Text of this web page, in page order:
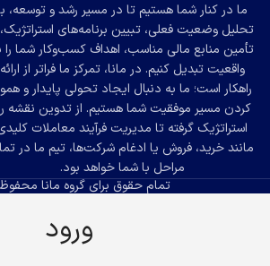
ما در کنار شما هستیم تا در مسیر رشد و توسعه،
تحلیل وضعیت فعلی، تبیین برنامه‌های
تأمین منابع مالی مناسب، اهداف کسب‌وکار شما را
واقعیت تبدیل کنیم. در مانا، تمرکز ما فراتر از ارائه
راهکار است؛ ما به دنبال ایجاد تحولی پایدار و
کردن مسیر موفقیت شما هستیم. از تدوین نقشه
استراتژیک گرفته تا مدیریت فرآیند معاملات
مانند خرید، فروش یا ادغام شرکت‌ها، تیم ما در
مراحل با شما خواهد بود.
تمام حقوق برای گروه مانا
ورود